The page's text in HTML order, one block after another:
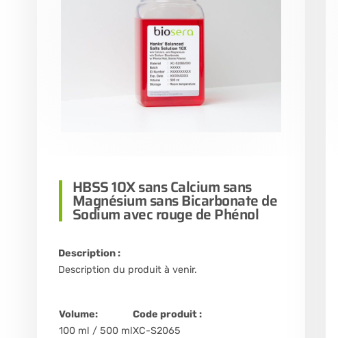
HBSS 10X sans Calcium sans
Magnésium sans Bicarbonate de
Sodium avec rouge de Phénol
Description :
Description du produit à venir.
Volume:
100 ml / 500 ml
Code produit :
XC-S2065